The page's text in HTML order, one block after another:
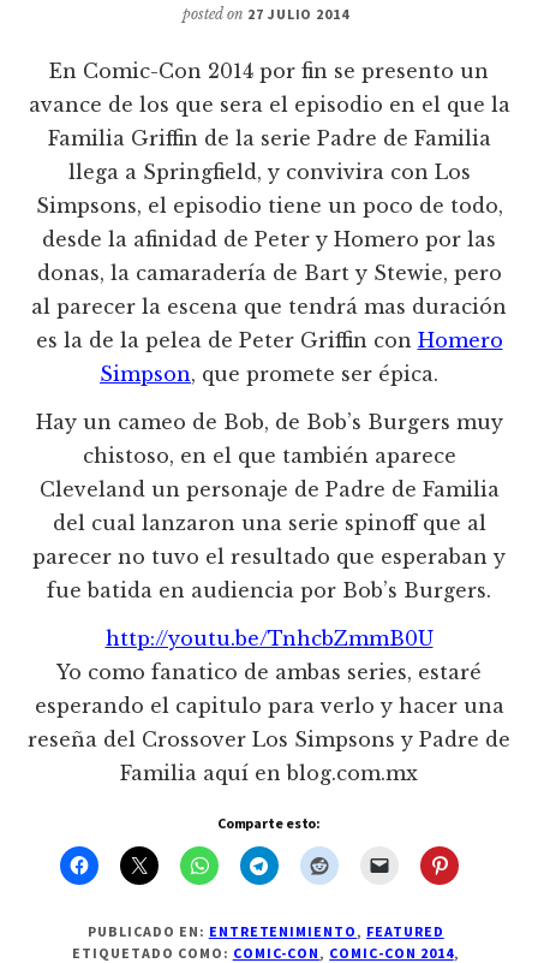
posted on 27 JULIO 2014
En Comic-Con 2014 por fin se presento un
avance de los que sera el episodio en el que la
Familia Griffin de la serie Padre de Familia
llega a Springfield, y convivira con Los
Simpsons, el episodio tiene un poco de todo,
desde la afinidad de Peter y Homero por las
donas, la camaradería de Bart y Stewie, pero
al parecer la escena que tendrá mas duración
es la de la pelea de Peter Griffin con Homero
Simpson, que promete ser épica.
Hay un cameo de Bob, de Bob’s Burgers muy
chistoso, en el que también aparece
Cleveland un personaje de Padre de Familia
del cual lanzaron una serie spinoff que al
parecer no tuvo el resultado que esperaban y
fue batida en audiencia por Bob’s Burgers.
http://youtu.be/TnhcbZmmB0U
Yo como fanatico de ambas series, estaré
esperando el capitulo para verlo y hacer una
reseña del Crossover Los Simpsons y Padre de
Familia aquí en blog.com.mx
Comparte esto:
PUBLICADO EN: ENTRETENIMIENTO , FEATURED
ETIQUETADO COMO: COMIC-CON , COMIC-CON 2014,